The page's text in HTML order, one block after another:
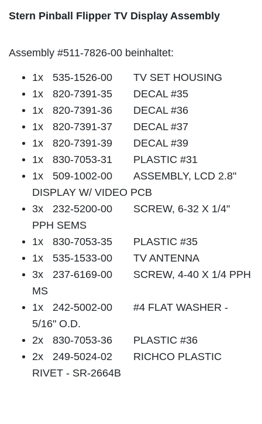
Stern Pinball Flipper TV Display Assembly
Assembly #511-7826-00 beinhaltet:
1x 535-1526-00
TV SET HOUSING
1x
820-7391-35
DECAL #35
1x
820-7391-36
DECAL #36
1x
820-7391-37
DECAL #37
1x
820-7391-39
DECAL #39
1x
830-7053-31
PLASTIC #31
1x
509-1002-00
ASSEMBLY, LCD 2.8"
DISPLAY W/ VIDEO PCB
3x
232-5200-00
SCREW, 6-32 X 1/4"
PPH SEMS
1x
830-7053-35
PLASTIC #35
1x
535-1533-00
TV ANTENNA
3x
237-6169-00
SCREW, 4-40 X 1/4 PPH
MS
1x
242-5002-00
#4 FLAT WASHER -
5/16" O.D.
2x
830-7053-36
PLASTIC #36
2x
249-5024-02
RICHCO PLASTIC
RIVET - SR-2664B